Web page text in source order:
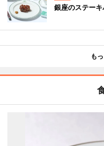
銀座のステー
も